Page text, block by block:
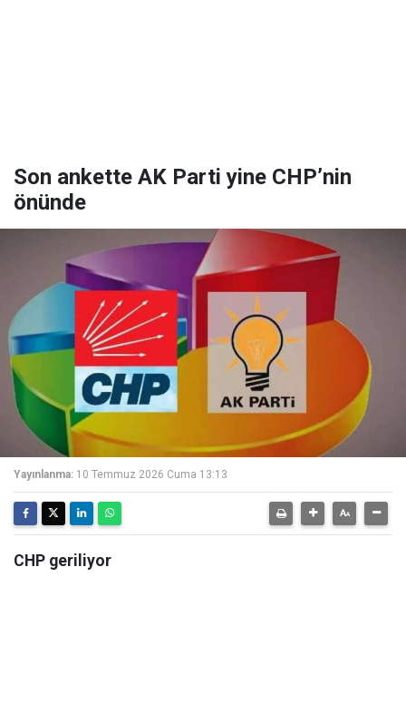
Son ankette AK Parti yine CHP’nin
önünde
Yayınlanma: 10 Temmuz 2026 Cuma 13:13
CHP geriliyor